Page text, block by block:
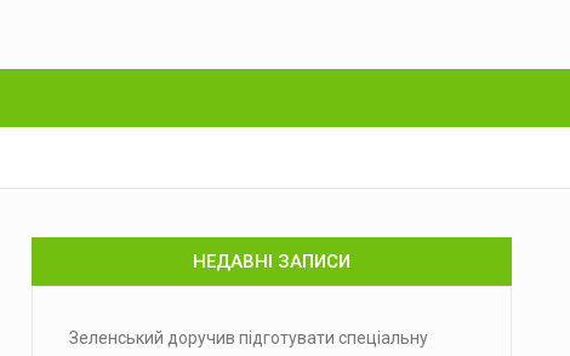
НЕДАВНІ ЗАПИСИ
Зеленський доручив підготувати спеціальну